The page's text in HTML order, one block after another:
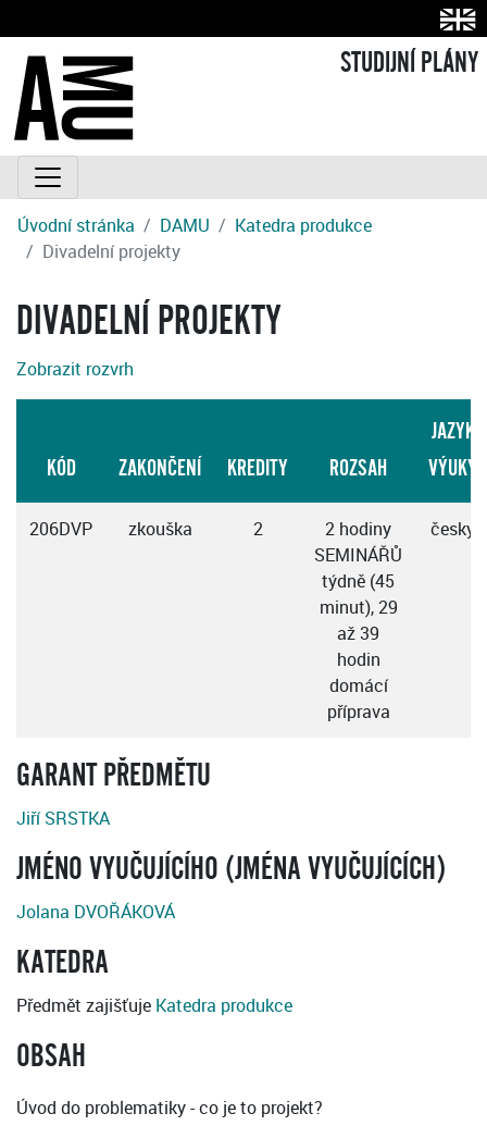
STUDIJNÍ PLÁNY
Úvodní stránka DAMU
Katedra produkce
Divadelní projekty
DIVADELNÍ PROJEKTY
Zobrazit rozvrh
KÓD ZAKONČENÍ KREDITY ROZSAH
JAZYK
VÝUKY
206DVP zkouška 2
2 hodiny
SEMINÁŘŮ
týdně (45
minut), 29
až 39
hodin
domácí
příprava
česky
GARANT PŘEDMĚTU
Jiří SRSTKA
JMÉNO VYUČUJÍCÍHO (JMÉNA VYUČUJÍCÍCH)
Jolana DVOŘÁKOVÁ
KATEDRA
Předmět zajišťuje Katedra produkce
OBSAH
Úvod do problematiky - co je to projekt?